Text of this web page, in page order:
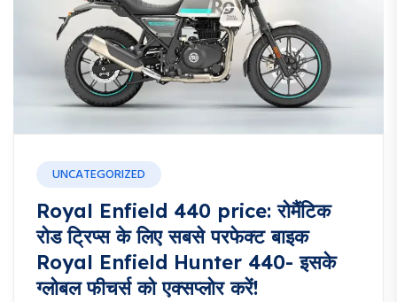
UNCATEGORIZED
Royal Enfield 440 price: रोमैंटिक
रोड ट्रिप्स के लिए सबसे परफेक्ट बाइक
Royal Enfield Hunter 440- इसके
ग्लोबल फीचर्स को एक्सप्लोर करें!